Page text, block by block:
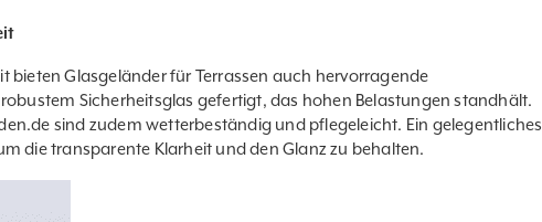
bieten Glasgeländer für Terrassen auch hervorragende
Sicherheitsglas gefertigt, das hohen Belastungen standhält.
sind zudem wetterbeständig und pflegeleicht. Ein gelegentliches
die transparente Klarheit und den Glanz zu behalten.